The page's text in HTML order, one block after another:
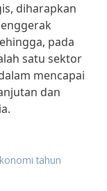
diharapkan
pada
satu sektor
mencapai
dan
tahun